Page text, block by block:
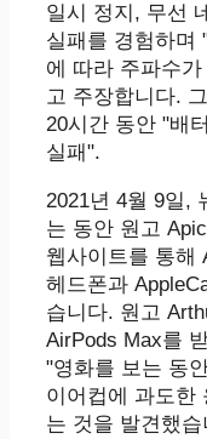
일시 정지, 무선
실패를 경험하며
에 따라 주파수
고 주장합니다.
20시간 동안 "배
실패".
2021년 4월 9일,
는 동안 원고
웹사이트를 통해
헤드폰과
습니다. 원고
AirPods Max를
"영화를 보는 동
이어컵에 과도한
는 것을 발견했습